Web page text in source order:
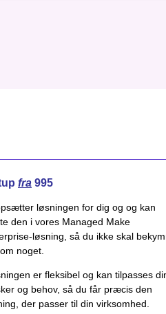
fra 995
løsningen for dig og og kan
den i vores Managed Make
løsning, så du ikke skal
noget.
er fleksibel og kan tilpasses
og behov, så du får præcis den
der passer til din virksomhed.